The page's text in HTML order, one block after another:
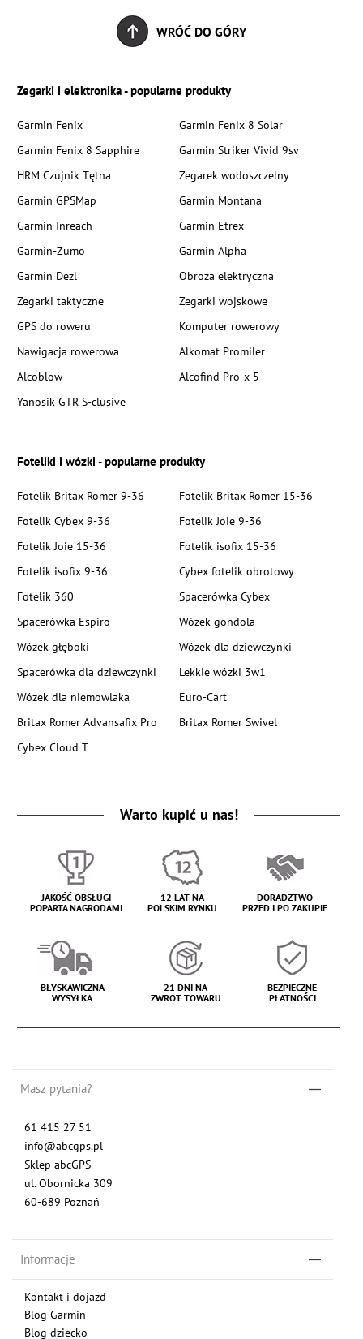
WRÓĆ DO GÓRY
Zegarki i elektronika - popularne produkty
Garmin Fenix
Garmin Fenix 8 Solar
Garmin Fenix 8 Sapphire
Garmin Striker Vivid 9sv
HRM Czujnik Tętna
Zegarek wodoszczelny
Garmin GPSMap
Garmin Montana
Garmin Inreach
Garmin Etrex
Garmin-Zumo
Garmin Alpha
Garmin Dezl
Obroża elektryczna
Zegarki taktyczne
Zegarki wojskowe
GPS do roweru
Komputer rowerowy
Nawigacja rowerowa
Alkomat Promiler
Alcoblow
Alcofind Pro-x-5
Yanosik GTR S-clusive
Foteliki i wózki - popularne produkty
Fotelik Britax Romer 9-36
Fotelik Britax Romer 15-36
Fotelik Cybex 9-36
Fotelik Joie 9-36
Fotelik Joie 15-36
Fotelik isofix 15-36
Fotelik isofix 9-36
Cybex fotelik obrotowy
Fotelik 360
Spacerówka Cybex
Spacerówka Espiro
Wózek gondola
Wózek głęboki
Wózek dla dziewczynki
Spacerówka dla dziewczynki
Lekkie wózki 3w1
Wózek dla niemowlaka
Euro-Cart
Britax Romer Advansafix Pro
Britax Romer Swivel
Cybex Cloud T
Warto kupić u nas!
JAKOŚĆ OBSŁUGI
POPARTA NAGRODAMI
12 LAT NA
POLSKIM RYNKU
DORADZTWO
PRZED I PO ZAKUPIE
BŁYSKAWICZNA
WYSYŁKA
21 DNI NA
ZWROT TOWARU
BEZPIECZNE
PŁATNOŚCI
Masz pytania?
61 415 27 51
info@abcgps.pl
Sklep abcGPS
ul. Obornicka 309
60-689 Poznań
Informacje
Kontakt i dojazd
Blog Garmin
Blog dziecko